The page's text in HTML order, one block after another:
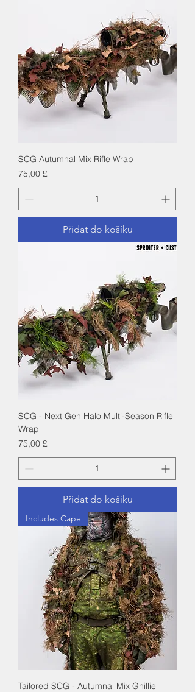
SCG Autumnal Mix Rifle Wrap
Cena
75,00 £
Přidat do košíku
SCG - Next Gen Halo Multi-Season Rifle
Wrap
Cena
75,00 £
Přidat do košíku
Includes Cape
Tailored SCG - Autumnal Mix Ghillie